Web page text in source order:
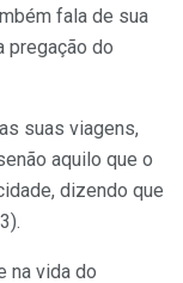
fala de sua
pregação do
suas viagens,
aquilo que o
dizendo que
na vida do